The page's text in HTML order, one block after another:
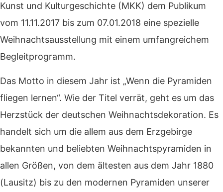
Kunst und Kulturgeschichte (MKK) dem Publikum
vom 11.11.2017 bis zum 07.01.2018 eine spezielle
Weihnachtsausstellung mit einem umfangreichem
Begleitprogramm.
Das Motto in diesem Jahr ist „Wenn die Pyramiden
fliegen lernen“. Wie der Titel verrät, geht es um das
Herzstück der deutschen Weihnachtsdekoration. Es
handelt sich um die allem aus dem Erzgebirge
bekannten und beliebten Weihnachtspyramiden in
allen Größen, von dem ältesten aus dem Jahr 1880
(Lausitz) bis zu den modernen Pyramiden unserer